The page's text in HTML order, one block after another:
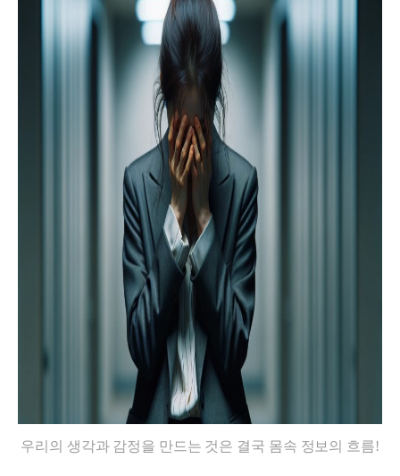
우리의 생각과 감정을 만드는 것은 결국 몸속 정보의 흐름!